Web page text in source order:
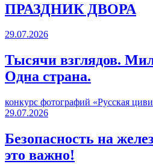
ПРАЗДНИК ДВОРА️
29.07.2026
Тысячи взглядов.
Одна страна.
конкурс фотографий «Русская
29.07.2026
Безопасность на
это важно!